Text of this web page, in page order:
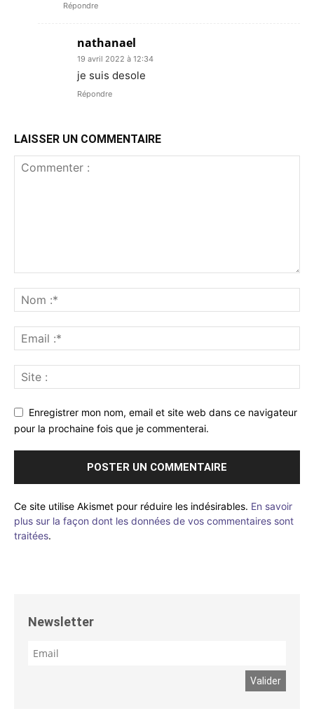
Répondre
nathanael
19 avril 2022 à 12:34
je suis desole
Répondre
LAISSER UN COMMENTAIRE
Enregistrer mon nom, email et site web dans ce navigateur
pour la prochaine fois que je commenterai.
Ce site utilise Akismet pour réduire les indésirables. En savoir
plus sur la façon dont les données de vos commentaires sont
traitées.
Newsletter